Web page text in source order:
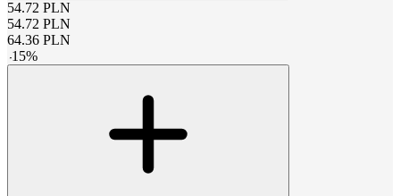
54.72 PLN
54.72 PLN
64.36 PLN
-15%